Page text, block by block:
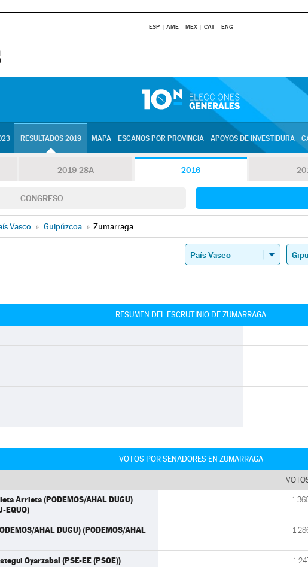
ESP AME MEX CAT ENG
RESULTADOS 2019 MAPA ESCAÑOS POR PROVINCIA APOYOS DE INVESTIDURA
2019-28A 2016
CONGRESO
Vasco » Guipúzcoa » Zumarraga
RESUMEN DEL ESCRUTINIO DE ZUMARRAGA
VOTOS POR SENADORES EN ZUMARRAGA
Arrieta (PODEMOS/AHAL DUGU)
EQUO)
AHAL DUGU) (PODEMOS/AHAL
Oyarzabal (PSE-EE (PSOE))